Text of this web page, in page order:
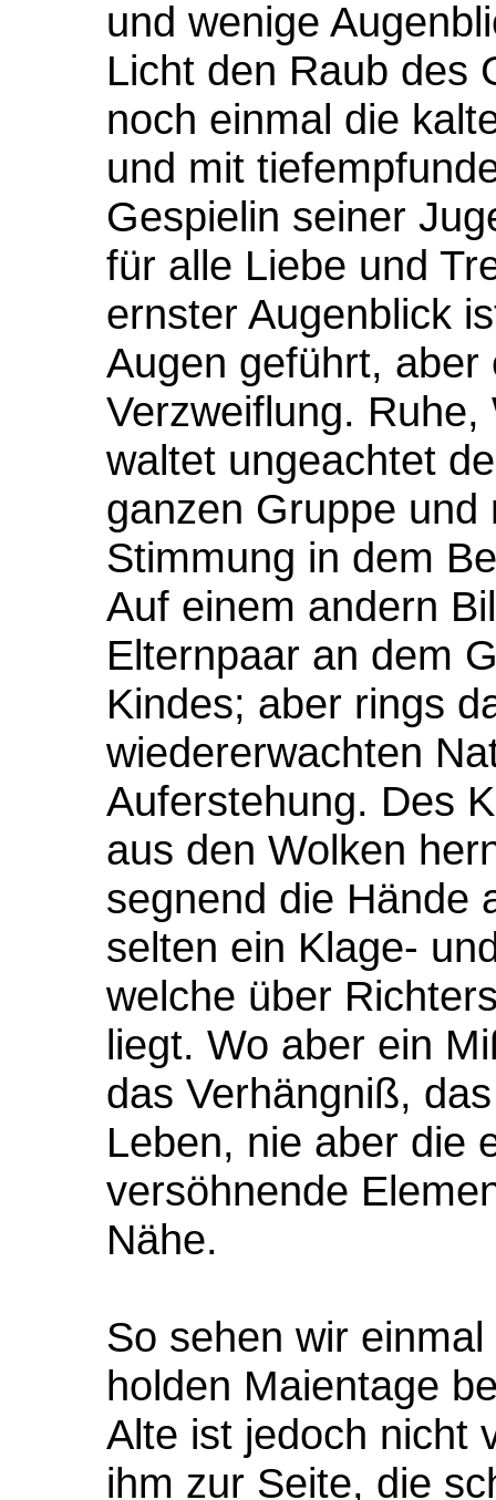
und wenige
Licht den Raub des
noch einmal die
und mit
Gespielin seiner
für alle Liebe und
ernster Augenblick
Augen geführt,
Verzweiflung.
waltet ungeachtet
ganzen Gruppe
Stimmung in dem
Auf einem andern
Elternpaar an dem
Kindes; aber rings
wiedererwachten
Auferstehung. Des
aus den Wolken
segnend die Hände
selten ein Klage-
welche über
liegt. Wo aber ein
das Verhängniß,
Leben, nie aber die
versöhnende
Nähe.
So sehen wir
holden Maientage
Alte ist jedoch nicht
ihm zur Seite, die